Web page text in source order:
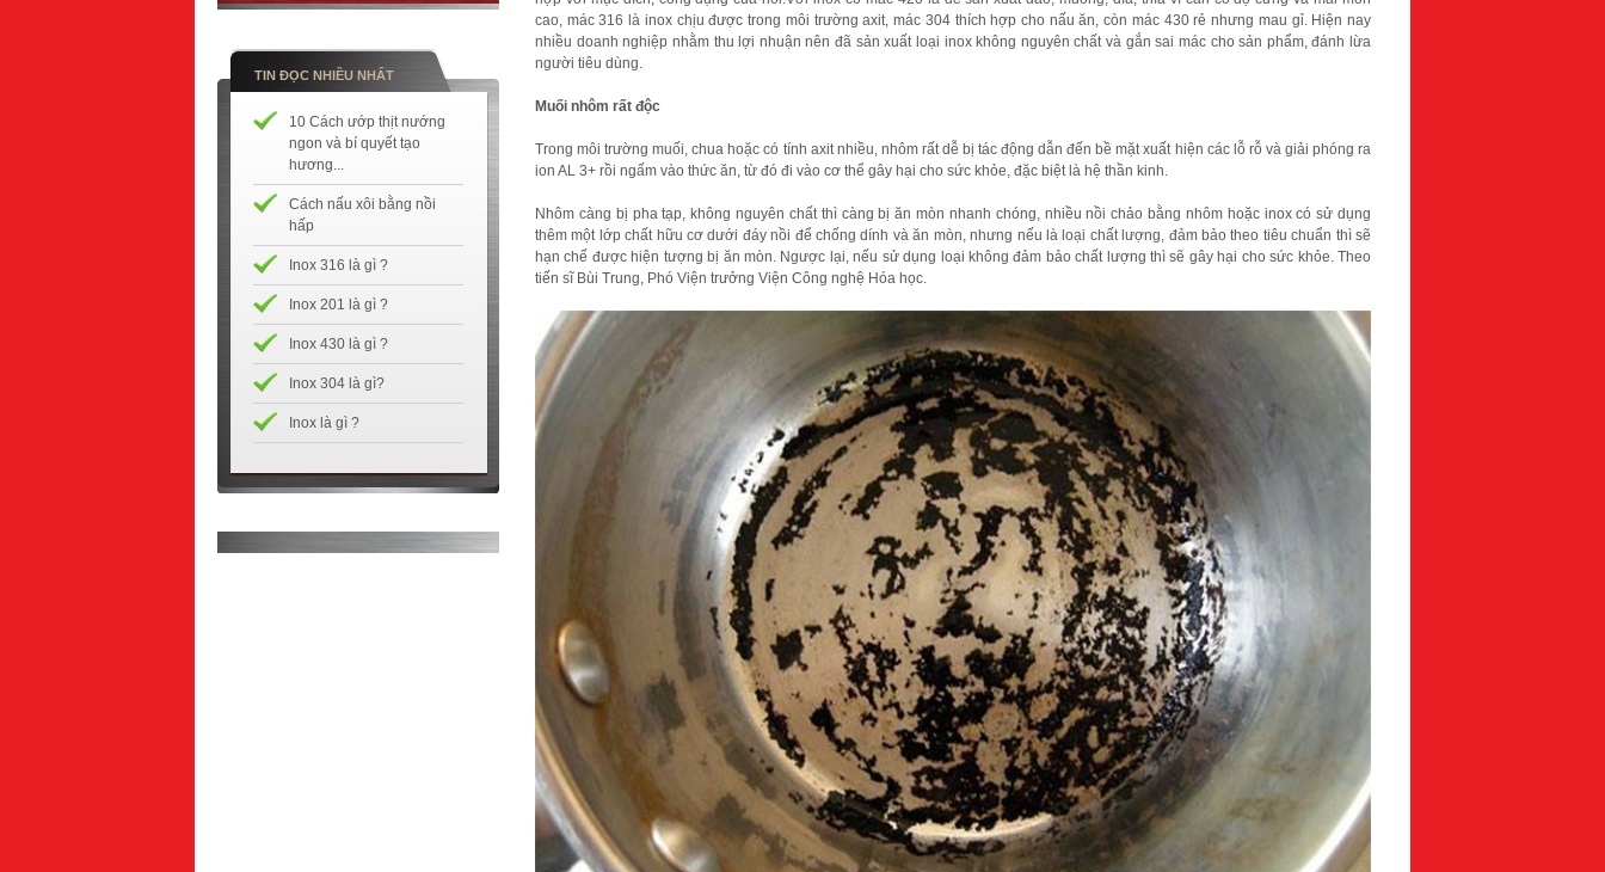
TIN ĐỌC NHIỀU NHẤT
10 Cách ướp thịt nướng
ngon và bí quyết tạo
hương...
Cách nấu xôi bằng nồi
hấp
Inox 316 là gì ?
Inox 201 là gì ?
Inox 430 là gì ?
Inox 304 là gì?
Inox là gì ?
cao, mác 316 là inox chịu được trong môi trường axit, mác 304 thích hợp cho nấu ăn, còn mác 430 rẻ nhưng mau gỉ. Hiện nay
nhiều doanh nghiệp nhằm thu lợi nhuận nên đã sản xuất loại inox không nguyên chất và gắn sai mác cho sản phẩm, đánh lừa
người tiêu dùng.
Muối nhôm rất độc
Trong môi trường muối, chua hoặc có tính axit nhiều, nhôm rất dễ bị tác động dẫn đến bề mặt xuất hiện các lỗ rỗ và giải phóng ra
ion AL 3+ rồi ngấm vào thức ăn, từ đó đi vào cơ thể gây hại cho sức khỏe, đặc biệt là hệ thần kinh.
Nhôm càng bị pha tạp, không nguyên chất thì càng bị ăn mòn nhanh chóng, nhiều nồi chảo bằng nhôm hoặc inox có sử dụng
thêm một lớp chất hữu cơ dưới đáy nồi để chống dính và ăn mòn, nhưng nếu là loại chất lượng, đảm bảo theo tiêu chuẩn thì sẽ
hạn chế được hiện tượng bị ăn mòn. Ngược lại, nếu sử dụng loại không đảm bảo chất lượng thì sẽ gây hại cho sức khỏe. Theo
tiến sĩ Bùi Trung, Phó Viện trưởng Viện Công nghệ Hóa học.